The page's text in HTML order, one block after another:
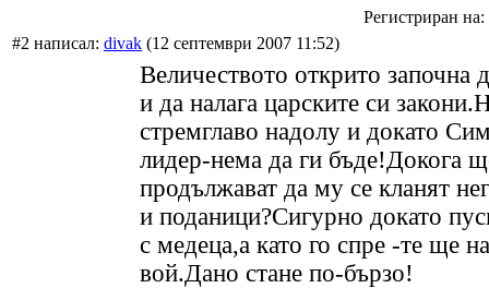
Регистриран
#2 написал: divak (12 септември 2007 11:52)
Величеството открито започна
и да налага царските си
стремглаво надолу и докато
лидер-нема да ги бъде!Докога
продължават да му се кланят
и поданици?Сигурно докато
с медеца,а като го спре -те ще
вой.Дано стане по-бързо!